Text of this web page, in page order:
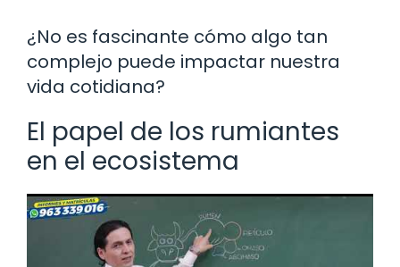
¿No es fascinante cómo algo tan
complejo puede impactar nuestra
vida cotidiana?
El papel de los rumiantes
en el ecosistema